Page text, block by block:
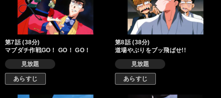
第7話 (38分)
マブダチ作戦GO！ GO！ GO！
見放題
あらすじ
第8話 (38分)
道場やぶりをブッ飛ばせ!!
見放題
あらすじ